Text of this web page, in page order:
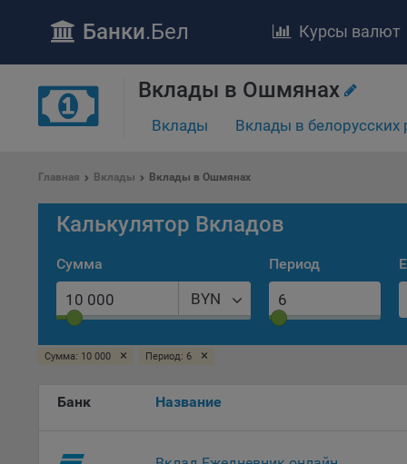
Банки.Бел Курсы валют
Вклады в Ошмянах
Вклады Вклады в белорусских
Главная Вклады Вклады в Ошмянах
Калькулятор Вкладов
Сумма
BYN
Период
Сумма: 10 000 × Период: 6 ×
Банк Название